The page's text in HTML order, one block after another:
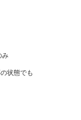
み
の状態でも